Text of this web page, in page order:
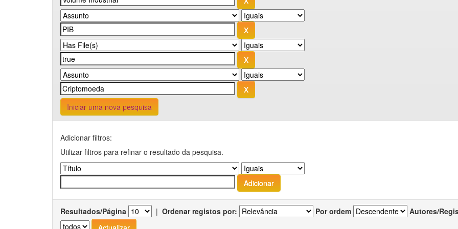
Iniciar uma nova pesquisa
Adicionar filtros:
Utilizar filtros para refinar o resultado da pesquisa.
Resultados/Página | Ordenar registos por: Por ordem Autores/